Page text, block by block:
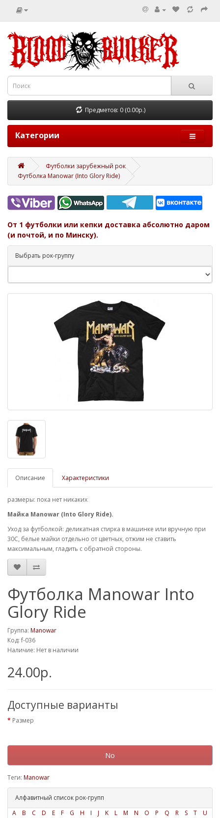
Предметов: 0 (0.00р.)
Категории
Футболки зарубежный рок
Футболка Manowar (Into Glory Ride)
От 1 футболки или кепки доставка абсолютно даром
(и почтой, и по Минску).
Выбрать рок-группу
Описание Характеристики
размеры: пока нет никаких
Майка Manowar (Into Glory Ride).
Уход за футболкой: деликатная стирка в машинке или вручную при
30С, белые майки отдельно от цветных, отжим не ставить
максимальным, гладить с обратной стороны.
Футболка Manowar Into
Glory Ride
Группа: Manowar
Код: f-036
Наличие: Нет в наличии
24.00р.
Доступные варианты
Размер
No
Теги: Manowar
Алфавитный список рок-групп
A
B C D E F G H I J K L M N O P Q R S T
U